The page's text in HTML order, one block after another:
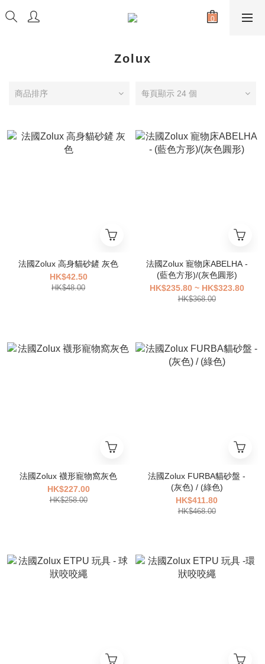
Zolux
商品排序 每頁顯示 24 個
法國Zolux 高身貓砂鏟 灰色
HK$42.50
HK$48.00
法國Zolux 寵物床ABELHA -
(藍色方形)/(灰色圓形)
HK$235.80 ~ HK$323.80
HK$368.00
法國Zolux 襪形寵物窩灰色
HK$227.00
HK$258.00
法國Zolux FURBA貓砂盤 -
(灰色) / (綠色)
HK$411.80
HK$468.00